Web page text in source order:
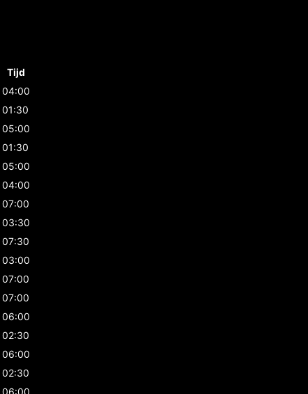
Tijd
04:00
01:30
05:00
01:30
05:00
04:00
07:00
03:30
07:30
03:00
07:00
07:00
06:00
02:30
06:00
02:30
06:00